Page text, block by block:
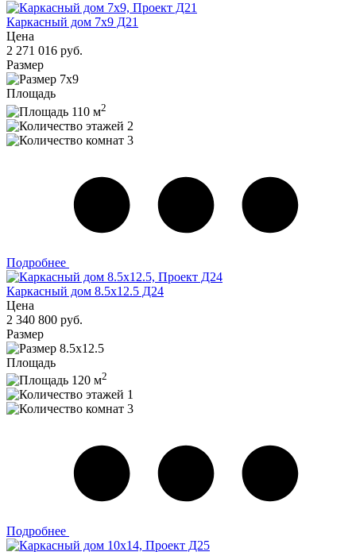
Каркасный дом 7х9 Д21
Цена
2 271 016 руб.
Размер
7х9
Площадь
110 м2
2
3
Подробнее
Каркасный дом 8.5х12.5 Д24
Цена
2 340 800 руб.
Размер
8.5х12.5
Площадь
120 м2
1
3
Подробнее